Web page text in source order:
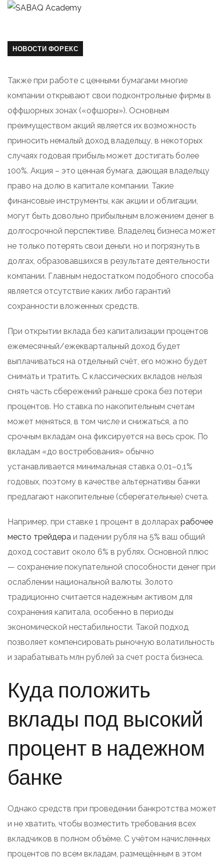
НОВОСТИ ФОРЕКС
Также при работе с ценными бумагами многие
компании открывают свои подконтрольные фирмы в
оффшорных зонах («офшоры»). Основным
преимуществом акций является их возможность
приносить немалый доход владельцу, в некоторых
случаях годовая прибыль может достигать более
100%. Акция – это ценная бумага, дающая владельцу
право на долю в капитале компании. Такие
финансовые инструменты, как акции и облигации,
могут быть довольно прибыльным вложением денег в
долгосрочной перспективе. Владелец бизнеса может
не только потерять свои деньги, но и погрязнуть в
долгах, образовавшихся в результате деятельности
компании. Главным недостатком подобного способа
является отсутствие каких либо гарантий
сохранности вложенных средств.
При открытии вклада без капитализации процентов
ежемесячный/ежеквартальный доход будет
выплачиваться на отдельный счёт, его можно будет
снимать и тратить. С классических вкладов нельзя
снять часть сбережений раньше срока без потери
процентов. Но ставка по накопительным счетам
может меняться, в том числе и снижаться, а по
срочным вкладам она фиксируется на весь срок. По
вкладам «до востребования» обычно
устанавливается минимальная ставка 0,01–0,1%
годовых, поэтому в качестве альтернативы банки
предлагают накопительные (сберегательные) счета.
Например, при ставке 1 процент в долларах рабочее
место трейдера и падении рубля на 5% ваш общий
доход составит около 6% в рублях. Основной плюс
— сохранение покупательной способности денег при
ослаблении национальной валюты. Золото
традиционно считается надежным активом для
сохранения капитала, особенно в периоды
экономической нестабильности. Такой подход
позволяет компенсировать рыночную волатильность
и зарабатывать млн рублей за счет роста бизнеса.
Куда положить
вклады под высокий
процент в надежном
банке
Однако средств при проведении банкротства может
и не хватить, чтобы возместить требования всех
вкладчиков в полном объёме. С учётом начисленных
процентов по всем вкладам, размещённым в этом